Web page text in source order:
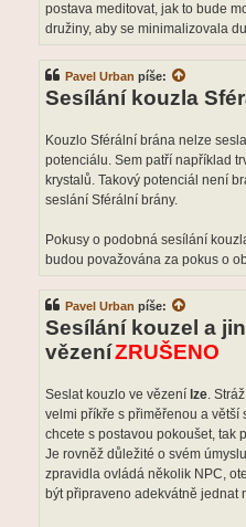
postava meditovat, jak to bude
družiny, aby se minimalizovala
Pavel Urban píše:
Sesílání kouzla
Kouzlo Sférální brána nelze
potenciálu. Sem patří například
krystalů. Takový potenciál není
seslání Sférální brány.
Pokusy o podobná sesílání
budou považována za pokus o
Pavel Urban píše:
Sesílání kouzel a
vězeníZRUŠENO
Seslat kouzlo ve vězení lze.
velmi příkře s přiměřenou a větší
chcete s postavou pokoušet, tak
Je rovněž důležité o svém
zpravidla ovládá několik NPC,
být připraveno adekvátně jednat